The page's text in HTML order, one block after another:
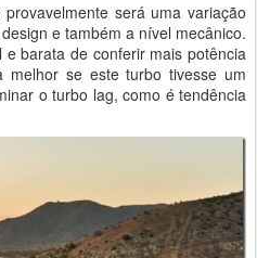
será uma variação
e também a nível mecânico.
barata de conferir mais potência
se este turbo tivesse um
o turbo lag, como é tendência